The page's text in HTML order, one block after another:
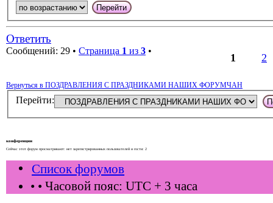
Ответить
Сообщений: 29 • Страница 1 из 3 •
1 2
Вернуться в ПОЗДРАВЛЕНИЯ С ПРАЗДНИКАМИ НАШИХ ФОРУМЧАН
Перейти:
конференции
Сейчас этот форум просматривают: нет зарегистрированных пользователей и гости: 2
Список форумов
• • Часовой пояс: UTC + 3 часа